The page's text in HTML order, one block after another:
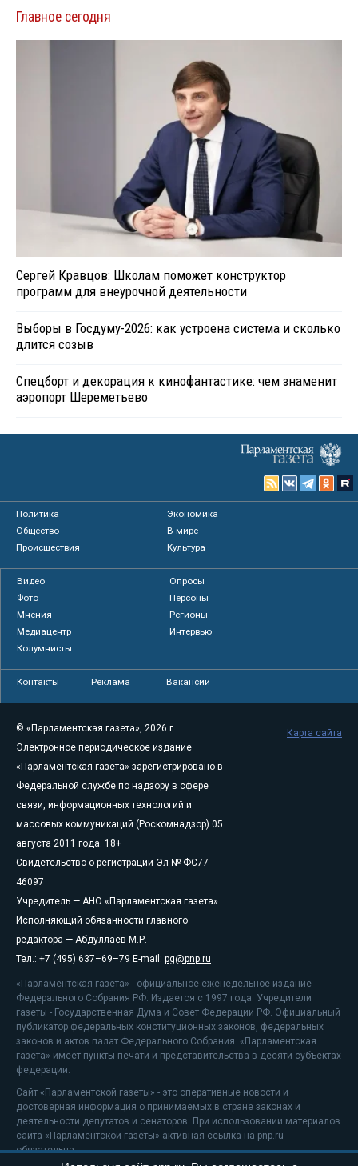
Главное сегодня
Сергей Кравцов: Школам поможет конструктор
программ для внеурочной деятельности
Выборы в Госдуму-2026: как устроена система и сколько
длится созыв
Спецборт и декорация к кинофантастике: чем знаменит
аэропорт Шереметьево
Политика
Экономика
Общество
В мире
Происшествия
Культура
Видео
Опросы
Фото
Персоны
Мнения
Регионы
Медиацентр
Интервью
Колумнисты
Контакты Реклама Вакансии
© «Парламентская газета», 2026 г.
Электронное периодическое издание
«Парламентская газета» зарегистрировано в
Федеральной службе по надзору в сфере
связи, информационных технологий и
массовых коммуникаций (Роскомнадзор) 05
августа 2011 года. 18+
Свидетельство о регистрации Эл № ФС77-
46097
Учредитель — АНО «Парламентская газета»
Исполняющий обязанности главного
редактора — Абдуллаев М.Р.
Тел.: +7 (495) 637–69–79 E-mail: pg@pnp.ru
«Парламентская газета» - официальное еженедельное издание
Федерального Собрания РФ. Издается с 1997 года. Учредители
газеты - Государственная Дума и Совет Федерации РФ. Официальный
публикатор федеральных конституционных законов, федеральных
законов и актов палат Федерального Собрания. «Парламентская
газета» имеет пункты печати и представительства в десяти субъектах
федерации.
Сайт «Парламентской газеты» - это оперативные новости и
достоверная информация о принимаемых в стране законах и
деятельности депутатов и сенаторов. При использовании материалов
сайта «Парламентской газеты» активная ссылка на pnp.ru
обязательна.
Карта сайта